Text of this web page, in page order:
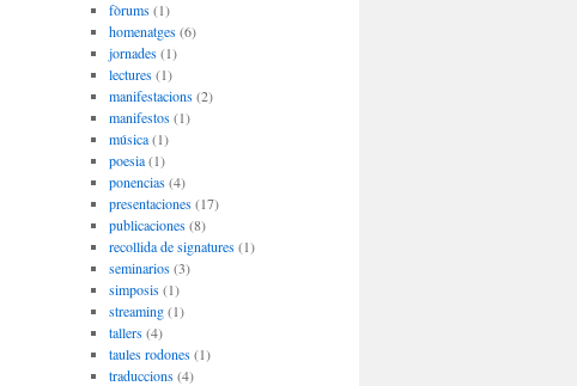
fòrums(1)
homenatges(6)
jornades(1)
lectures(1)
manifestacions(2)
manifestos(1)
música(1)
poesia(1)
ponencias(4)
presentaciones(17)
publicaciones(8)
recollida de signatures(1)
seminarios(3)
simposis(1)
streaming(1)
tallers(4)
taules rodones(1)
traduccions(4)